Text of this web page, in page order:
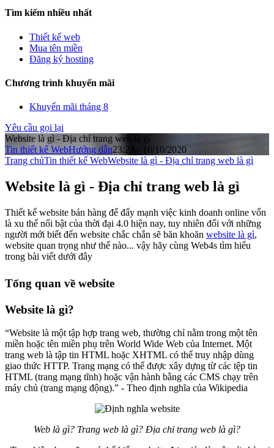
Tìm kiếm nhiều nhất
Thiết kế web
Mua tên miền
Đăng ký hosting
Chương trình khuyến mãi
Khuyến mãi tháng 8
Yêu cầu gọi lại
Website là gì - Địa chỉ trang web là gì
Tin thiết kế WebHướng dẫn23:23 - 16/10/2020
Trang chủTin thiết kế WebWebsite là gì - Địa chỉ trang web là gì
Website là gì - Địa chỉ trang web là gì
Thiết kế website bán hàng để đẩy mạnh việc kinh doanh online vốn
là xu thế nổi bật của thời đại 4.0 hiện nay, tuy nhiên đối với những
người mới biết đến website chắc chắn sẽ băn khoăn website là gì,
website quan trọng như thế nào... vậy hãy cùng Web4s tìm hiểu
trong bài viết dưới đây
Tổng quan về website
Website là gì?
“Website là một tập hợp trang web, thường chỉ nằm trong một tên
miền hoặc tên miền phụ trên World Wide Web của Internet. Một
trang web là tập tin HTML hoặc XHTML có thể truy nhập dùng
giao thức HTTP. Trang mạng có thể được xây dựng từ các tệp tin
HTML (trang mạng tĩnh) hoặc vận hành bằng các CMS chạy trên
máy chủ (trang mạng động).” - Theo định nghĩa của Wikipedia
Web là gì? Trang web là gì? Địa chỉ trang web là gì?